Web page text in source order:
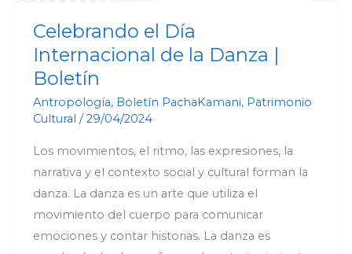
Celebrando el Día
Internacional de la Danza |
Boletín
Antropología, Boletín PachaKamani, Patrimonio
Cultural /29/04/2024
Los movimientos, el ritmo, las expresiones, la
narrativa y el contexto social y cultural forman la
danza. La danza es un arte que utiliza el
movimiento del cuerpo para comunicar
emociones y contar historias. La danza es